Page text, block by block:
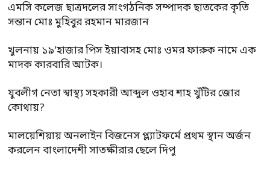
এমসি কলেজ ছাত্রদলের সাংগঠনিক সম্পাদক ছাতকের কৃতি
সন্তান মোঃ মুহিবুর রহমান মারজান
খুলনায় ১৯’হাজার পিস ইয়াবাসহ মোঃ ওমর ফারুক নামে এক
মাদক কারবারি আটক।
যুবলীগ নেতা স্বাস্থ্য সহকারী আব্দুল ওহাব শাহ খুঁটির জোর
কোথায়?
মালয়েশিয়ায় অনলাইন বিজনেস প্ল্যাটফর্মে প্রথম স্থান অর্জন
করলেন বাংলাদেশী সাতক্ষীরার ছেলে দিপু